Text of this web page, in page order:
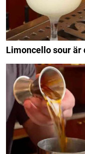
Limoncello sour